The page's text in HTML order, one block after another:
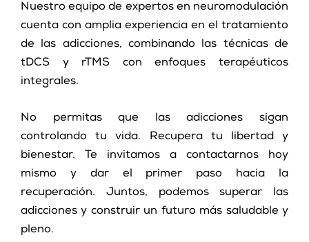
Nuestro equipo de expertos en neuromodulación
cuenta con amplia experiencia en el tratamiento
de las adicciones, combinando las técnicas de
tDCS y rTMS con enfoques terapéuticos
integrales.
No permitas que las adicciones sigan
controlando tu vida. Recupera tu libertad y
bienestar. Te invitamos a contactarnos hoy
mismo y dar el primer paso hacia la
recuperación. Juntos, podemos superar las
adicciones y construir un futuro más saludable y
pleno.